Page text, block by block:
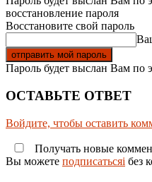
восстановление пароля
Восстановите свой пароль
Пароль будет выслан Вам по
ОСТАВЬТЕ ОТВЕТ
Войдите, чтобы оставить
Получать новые
Вы можете подписатьсяi без